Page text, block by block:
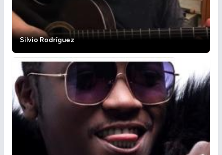
Silvio Rodríguez